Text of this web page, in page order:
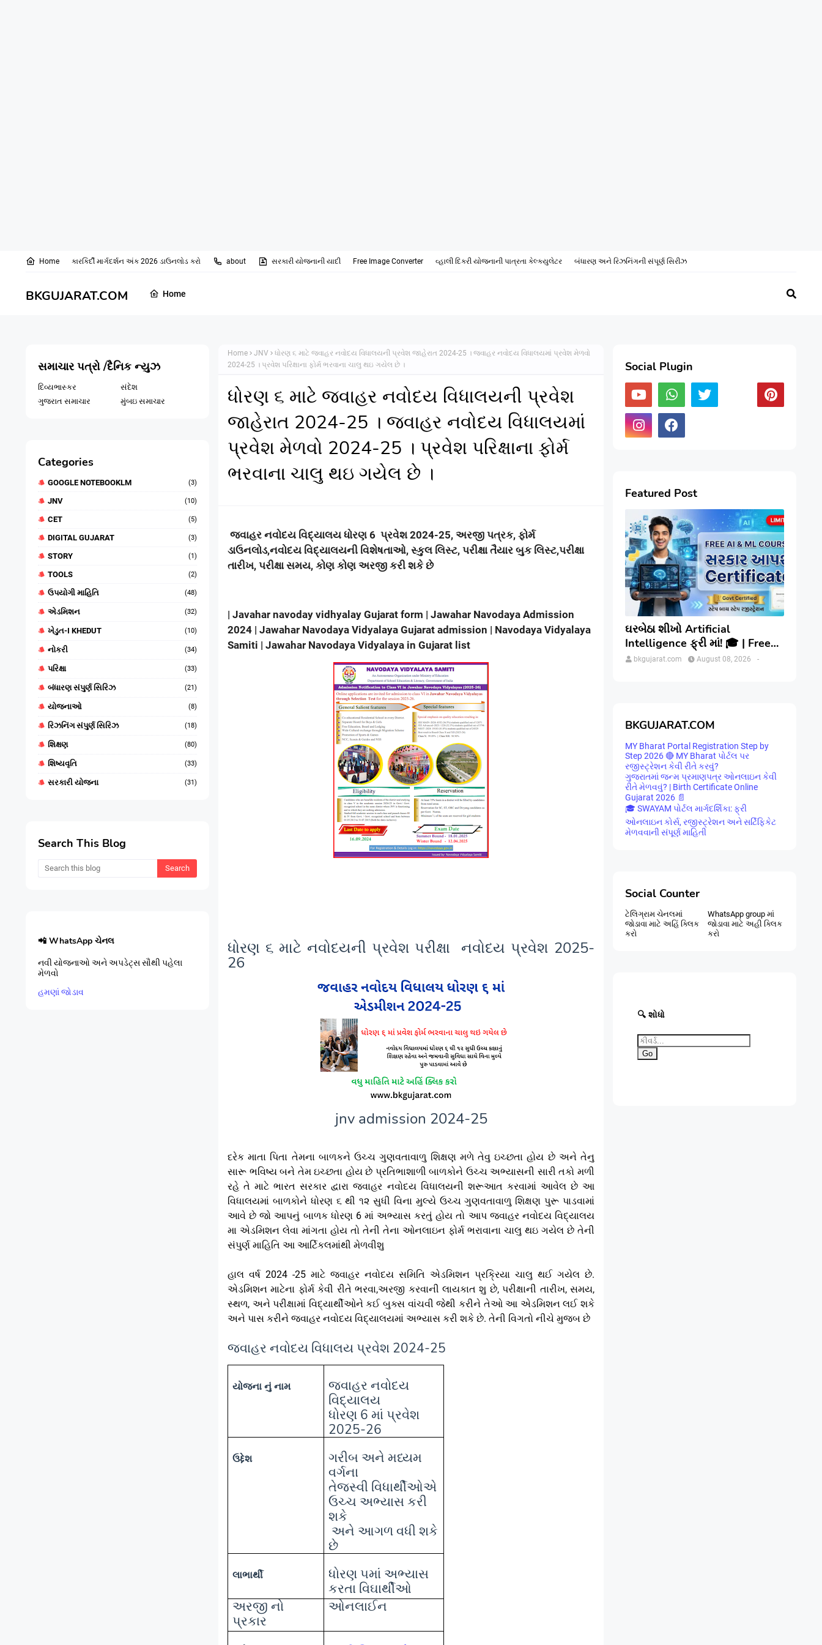
Home કારકિર્દી માર્ગદર્શન અંક 2026 ડાઉનલોડ કરો about સરકારી યોજનાની યાદી Free Image Converter વ્હાલી દિકરી યોજનાની પાત્રતા કેલ્ક્યુલેટર બંધારણ અને રિઝનિંગની સંપૂર્ણ સિરીઝ
BKGUJARAT.COM Home
સમાચાર પત્રો /દૈનિક ન્યુઝ
દિવ્યભાસ્કર
સંદેશ
ગુજરાત સમાચાર
મુંબઇ સમાચાર
Categories
GOOGLE NOTEBOOKLM (3)
JNV (10)
CET (5)
DIGITAL GUJARAT (3)
STORY (1)
TOOLS (2)
ઉપયોગી માહિતિ (48)
એડમિશન (32)
ખેડુત-I KHEDUT (10)
નોકરી (34)
પરિક્ષા (33)
બંધારણ સંપુર્ણ સિરિઝ (21)
યોજનાઓ (8)
રિઝનિંગ સંપુર્ણ સિરિઝ (18)
શિક્ષણ (80)
શિષ્યવૃતિ (33)
સરકારી યોજના (31)
Search This Blog
📲 WhatsApp ચેનલ
નવી યોજનાઓ અને અપડેટ્સ સૌથી પહેલા
મેળવો
હમણાં જોડાવ
Home JNV
ધોરણ ૬ માટે જવાહર નવોદય વિધાલયની પ્રવેશ જાહેરાત 2024-25 । જવાહર નવોદય વિધાલયમાં પ્રવેશ મેળવો
2024-25 । પ્રવેશ પરિક્ષાના ફોર્મ ભરવાના ચાલુ થઇ ગયેલ છે ।
ધોરણ ૬ માટે જવાહર નવોદય વિધાલયની પ્રવેશ
જાહેરાત 2024-25 । જવાહર નવોદય વિધાલયમાં
પ્રવેશ મેળવો 2024-25 । પ્રવેશ પરિક્ષાના ફોર્મ
ભરવાના ચાલુ થઇ ગયેલ છે ।
જવાહર નવોદય વિદ્યાલય ધોરણ 6 પ્રવેશ 2024-25, અરજી પત્રક, ફોર્મ
ડાઉનલોડ,નવોદય વિદ્યાલયની વિશેષતાઓ, સ્કુલ લિસ્ટ, પરીક્ષા તૈયાર બુક લિસ્ટ,પરીક્ષા
તારીખ, પરીક્ષા સમય, કોણ કોણ અરજી કરી શકે છે
| Javahar navoday vidhyalay Gujarat form | Jawahar Navodaya Admission
2024 | Jawahar Navodaya Vidyalaya Gujarat admission | Navodaya Vidyalaya
Samiti | Jawahar Navodaya Vidyalaya in Gujarat list
ધોરણ ૬ માટે નવોદયની પ્રવેશ પરીક્ષા નવોદય પ્રવેશ 2025-
26
jnv admission 2024-25
દરેક માતા પિતા તેમના બાળકને ઉચ્ચ ગુણવતાવાળુ શિક્ષણ મળે તેવુ ઇચ્છતા હોય છે અને તેનુ
સારૂ ભવિષ્ય બને તેમ ઇચ્છતા હોય છે પ્રતિભાશાળી બાળકોને ઉચ્ચ અભ્યાસની સારી તકો મળી
રહે તે માટે ભારત સરકાર દ્વારા જવાહર નવોદય વિધાલયની શરૂઆત કરવામાં આવેલ છે આ
વિધાલયમાં બાળકોને ધોરણ ૬ થી ૧૨ સુધી વિના મુલ્યે ઉચ્ચ ગુણવતાવાળુ શિક્ષણ પુરૂ પાડવામાં
આવે છે જો આપનું બાળક ધોરણ 6 માં અભ્યાસ કરતું હોય તો આપ જવાહર નવોદય વિદ્યાલય
મા એડમિશન લેવા માંગતા હોય તો તેની તેના ઓનલાઇન ફોર્મ ભરાવાના ચાલુ થઇ ગયેલ છે તેની
સંપુર્ણ માહિતિ આ આર્ટિકલમાંથી મેળવીશુ
હાલ વર્ષ 2024 -25 માટે જવાહર નવોદય સમિતિ એડમિશન પ્રક્રિયા ચાલુ થઈ ગયેલ છે.
એડમિશન માટેના ફોર્મ કેવી રીતે ભરવા,અરજી કરવાની લાયકાત શુ છે, પરીક્ષાની તારીખ, સમય,
સ્થળ, અને પરીક્ષામાં વિદ્યાર્થીઓને કઈ બુક્સ વાંચવી જેથી કરીને તેઓ આ એડમિશન લઈ શકે
અને પાસ કરીને જવાહર નવોદય વિદ્યાલયમાં અભ્યાસ કરી શકે છે. તેની વિગતો નીચે મુજબ છે
જવાહર નવોદય વિધાલય પ્રવેશ 2024-25
યોજના નું નામ
જવાહર નવોદય
વિદ્યાલય
ધોરણ 6 માં પ્રવેશ
2025-26
ઉદ્દેશ
ગરીબ અને મધ્યમ
વર્ગના
તેજસ્વી વિધાર્થીઓએ
ઉચ્ચ અભ્યાસ કરી
શકે
અને આગળ વધી શકે
છે
લાભાર્થી
ધોરણ ૫માં અભ્યાસ
કરતા વિઘાર્થીઓ
અરજી નો
પ્રકાર
ઓનલાઈન
Social Plugin
Featured Post
ઘરબેઠા શીખો Artificial
Intelligence ફ્રી માં! 🎓 | Free
Govt AI Course with Certificate
bkgujarat.com -
August 08, 2026
BKGUJARAT.COM
MY Bharat Portal Registration Step by
Step 2026 🔴 MY Bharat પોર્ટલ પર
રજીસ્ટ્રેશન કેવી રીતે કરવું?
ગુજરાતમાં જન્મ પ્રમાણપત્ર ઓનલાઇન કેવી
રીતે મેળવવું? | Birth Certificate Online
Gujarat 2026 📄
🎓 SWAYAM પોર્ટલ માર્ગદર્શિકા: ફ્રી
ઓનલાઇન કોર્સ, રજીસ્ટ્રેશન અને સર્ટિફિકેટ
મેળવવાની સંપૂર્ણ માહિતી
Social Counter
ટેલિગ્રામ ચેનલમાં
જોડાવા માટે અહિં ક્લિક
કરો
WhatsApp group માં
જોડાવા માટે અહી ક્લિક
કરો
🔍 શોધો
Go